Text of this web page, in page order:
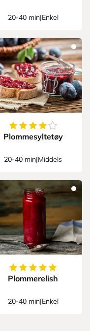
20-40 min|Enkel
stjerner
4.1av5 stjerner
Plommesyltetøy
20-40 min|Middels
stjerner
5av5stjerner
Plommerelish
20-40 min|Enkel